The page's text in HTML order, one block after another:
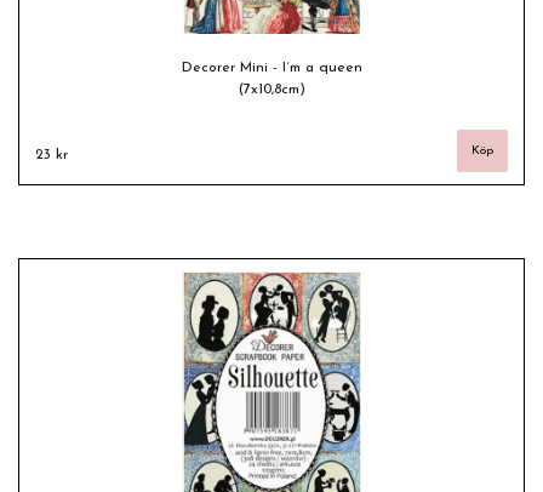
Decorer Mini - I´m a queen
(7x10,8cm)
23 kr